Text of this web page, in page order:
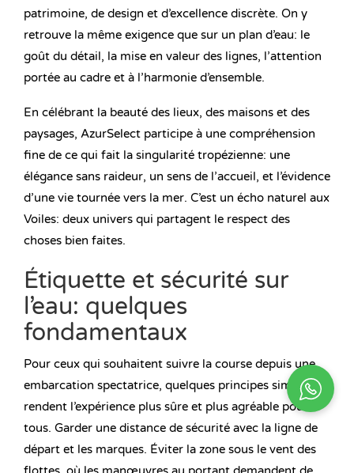
patrimoine, de design et d’excellence discrète. On y
retrouve la même exigence que sur un plan d’eau: le
goût du détail, la mise en valeur des lignes, l’attention
portée au cadre et à l’harmonie d’ensemble.
En célébrant la beauté des lieux, des maisons et des
paysages, AzurSelect participe à une compréhension
fine de ce qui fait la singularité tropézienne: une
élégance sans raideur, un sens de l’accueil, et l’évidence
d’une vie tournée vers la mer. C’est un écho naturel aux
Voiles: deux univers qui partagent le respect des
choses bien faites.
Étiquette et sécurité sur
l’eau: quelques
fondamentaux
Pour ceux qui souhaitent suivre la course depuis une
embarcation spectatrice, quelques principes simples
rendent l’expérience plus sûre et plus agréable pour
tous. Garder une distance de sécurité avec la ligne de
départ et les marques. Éviter la zone sous le vent des